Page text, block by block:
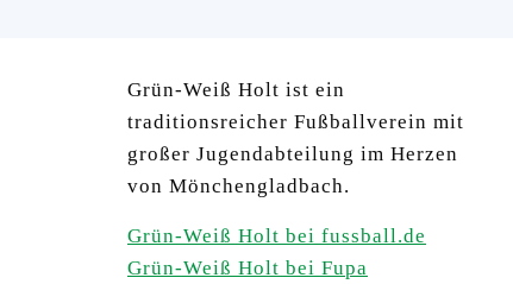
Grün-Weiß Holt ist ein
traditionsreicher Fußballverein mit
großer Jugendabteilung im Herzen
von Mönchengladbach.
Grün-Weiß Holt bei fussball.de
Grün-Weiß Holt bei Fupa